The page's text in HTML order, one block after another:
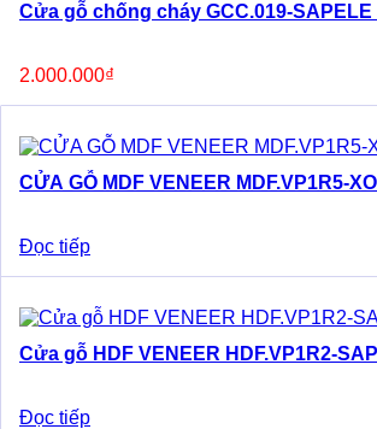
Cửa gỗ chống cháy GCC.019-SAPELE
2.000.000₫
CỬA GỖ MDF VENEER MDF.VP1R5-
Đọc tiếp
Cửa gỗ HDF VENEER HDF.VP1R2-
Đọc tiếp